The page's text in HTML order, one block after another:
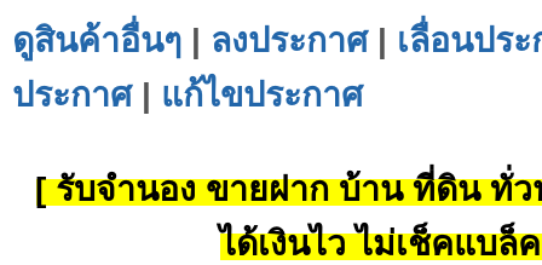
ดูสินค้าอื่นๆ | ลงประกาศ| เลื่อนปร
ประกาศ| แก้ไขประกาศ
[ รับจำนอง ขายฝาก บ้าน ที่ดิน ทั่ว
ได้เงินไว ไม่เช็คแบล็